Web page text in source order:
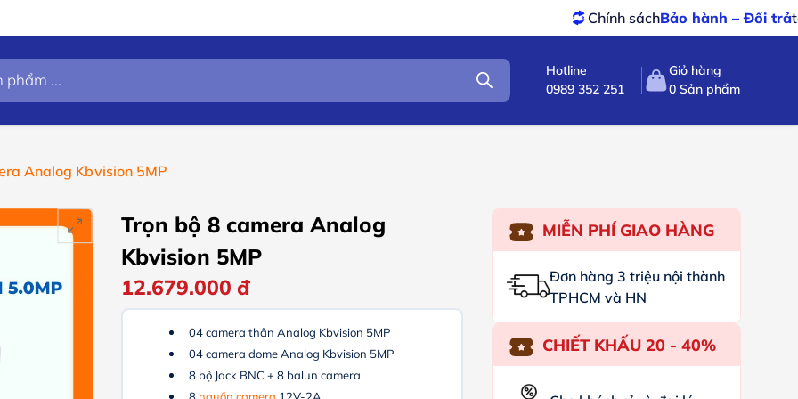
Bảo hành – Đổi trảtốt nhất
Hotline
0989 352 251
Giỏ hàng
0 Sản phẩm
Analog Kbvision 5MP
Trọn bộ 8 camera Analog
Kbvision 5MP
12.679.000đ
04 camera thân Analog Kbvision 5MP
04 camera dome Analog Kbvision 5MP
8 bộ Jack BNC + 8 balun camera
MIỄN PHÍ GIAO HÀNG
Đơn hàng 3 triệu nội thành
TPHCM và HN
CHIẾT KHẤU 20 - 40%